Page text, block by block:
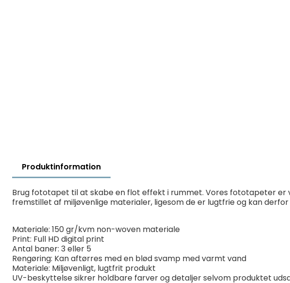
Produktinformation
Brug fototapet til at skabe en flot effekt i rummet. Vores fototapeter
fremstillet af miljøvenlige materialer, ligesom de er lugtfrie og kan
Materiale: 150 gr/kvm non-woven materiale
Print: Full HD digital print
Antal baner: 3 eller 5
Rengøring: Kan aftørres med en blød svamp med varmt vand
Materiale: Miljøvenligt, lugtfrit produkt
UV-beskyttelse sikrer holdbare farver og detaljer selvom produktet